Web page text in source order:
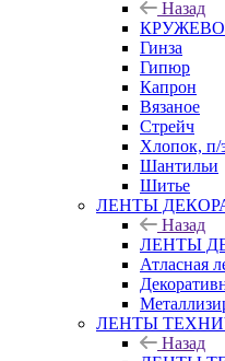
Назад
КРУЖЕВО
Гинза
Гипюр
Капрон
Вязаное
Стрейч
Хлопок, п/
Шантильи
Шитье
ЛЕНТЫ
Назад
ЛЕНТЫ
Атласная
ЛЕНТЫ
Назад